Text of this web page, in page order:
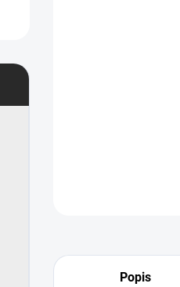
Popis